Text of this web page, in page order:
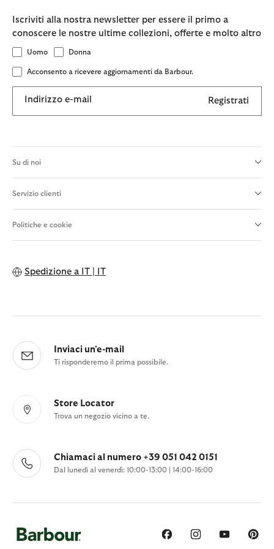
Iscriviti alla nostra newsletter per essere il primo a
conoscere le nostre ultime collezioni, offerte e molto altro
Uomo Donna
Acconsento a ricevere aggiornamenti da Barbour.
Indirizzo e-mail Registrati
Su di noi
Servizio clienti
Politiche e cookie
Spedizione a IT | IT
Inviaci un'e-mail
Ti risponderemo il prima possibile.
Store Locator
Trova un negozio vicino a te.
Chiamaci al numero +39 051 042 0151
Dal lunedì al venerdì: 10:00-13:00 | 14:00-16:00